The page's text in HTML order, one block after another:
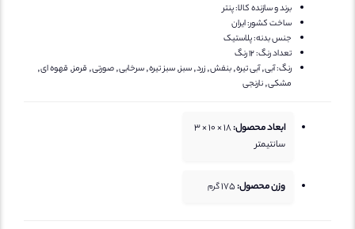
برند و سازنده کالا:پنتر
ساخت کشور:ایران
جنس بدنه:پلاستیک
تعداد رنگ:12 رنگ
آبی, آبی تیره, بنفش, زرد, سبز, سبز تیره, سرخابی, صورتی, قرمز, قهوه ای,
مشکی, نارنجی
ابعاد محصول:
18 × 10 × 3
وزن محصول:175گرم